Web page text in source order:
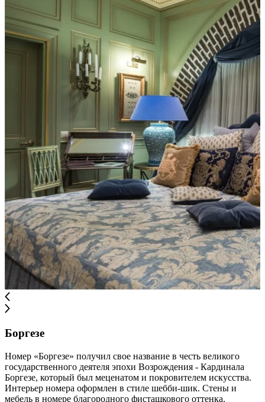
Боргезе
Номер «Боргезе» получил свое название в честь великого
государственного деятеля эпохи Возрождения - Кардинала
Боргезе, который был меценатом и покровителем искусства.
Интерьер номера оформлен в стиле шебби-шик. Стены и
мебель в номере благородного фисташкового оттенка.